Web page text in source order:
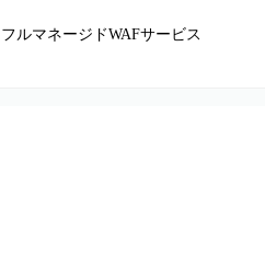
フルマネージドWAFサービス